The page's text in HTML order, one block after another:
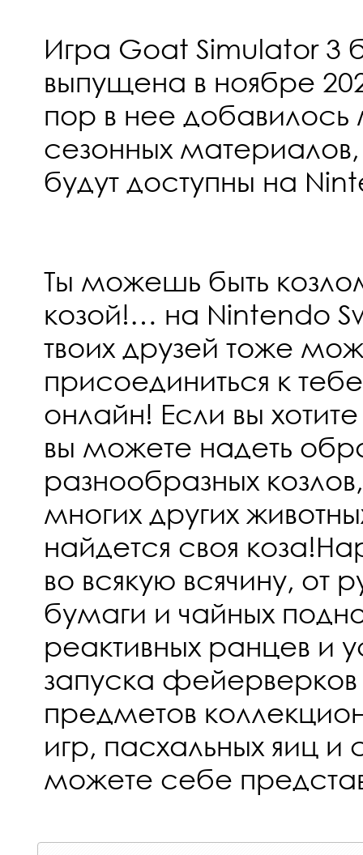
Игра Goat Simulator 3
выпущена в ноябре
пор в нее
сезонных
будут доступны на
Ты можешь быть
козой!… на Nintendo
твоих друзей тоже
присоединиться к
онлайн! Если вы
вы можете надеть
разнообразных
многих других
найдется своя
во всякую всячину, от
бумаги и чайных
реактивных ранцев и
запуска
предметов
игр, пасхальных яиц и
можете себе